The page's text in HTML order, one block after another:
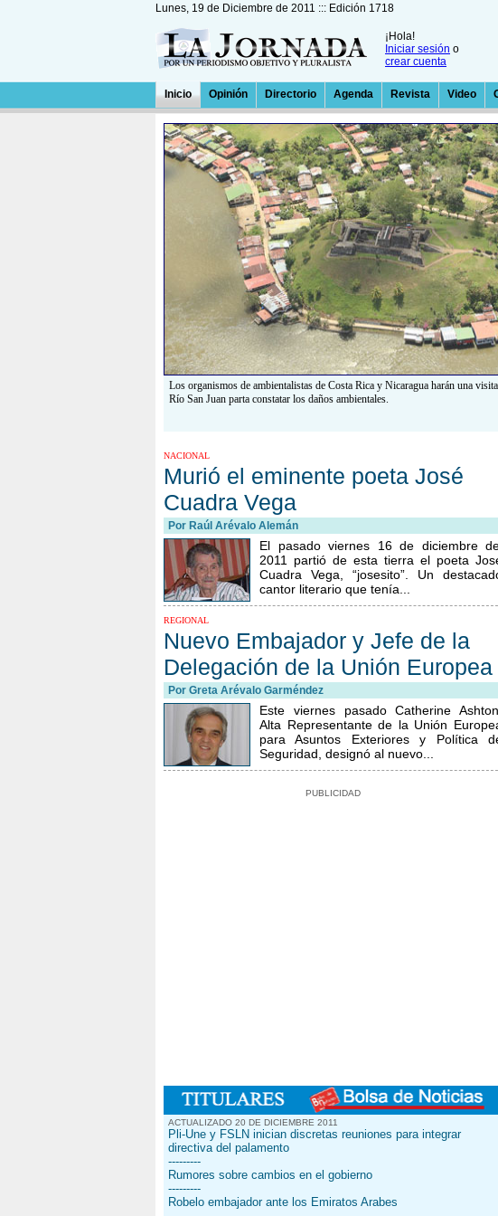
Lunes, 19 de Diciembre de 2011 ::: Edición 1718
¡Hola!
Iniciar sesión o
crear cuenta
Inicio Opinión Directorio Agenda Revista Video
Los organismos de ambientalistas de Costa Rica y Nicaragua harán una
Río San Juan parta constatar los daños ambientales.
NACIONAL
Murió el eminente poeta José
Cuadra Vega
Por Raúl Arévalo Alemán
El pasado viernes 16 de diciembre
2011 partió de esta tierra el poeta
Cuadra Vega, “josesito”. Un
cantor literario que tenía...
REGIONAL
Nuevo Embajador y Jefe de la
Delegación de la Unión Europea
Por Greta Arévalo Garméndez
Este viernes pasado Catherine Ashton,
Alta Representante de la Unión
para Asuntos Exteriores y Política
Seguridad, designó al nuevo...
PUBLICIDAD
ACTUALIZADO 20 DE DICIEMBRE 2011
Pli-Une y FSLN inician discretas reuniones para integrar
directiva del palamento
---------
Rumores sobre cambios en el gobierno
---------
Robelo embajador ante los Emiratos Arabes